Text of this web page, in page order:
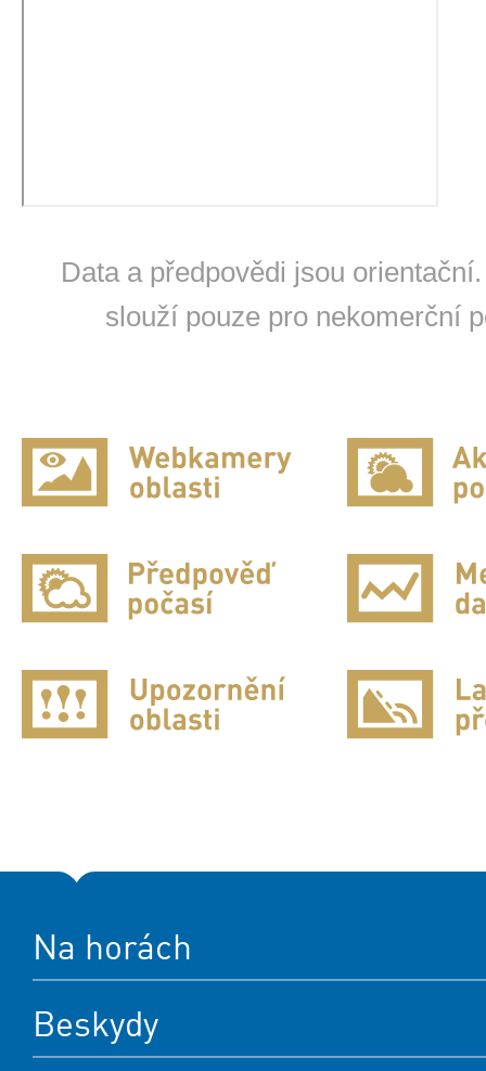
Data a předpovědi jsou
slouží pouze pro nekomerční
Na horách
Beskydy